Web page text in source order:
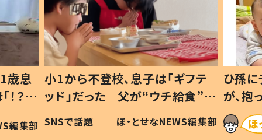
歳息
？」
編集部
小1から不登校、息子は「ギフテ
ッド」だった 父が“ウチ給食”を
作り続ける理由とは #令和の親
#令和の子
SNSで話題 ほ・とせなNEWS編集部
ひ孫
が、
「涙が
い」